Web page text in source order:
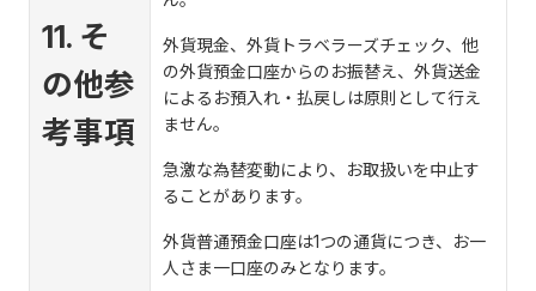
11. そ
の他参
考事項
外貨現金、外貨トラベラーズチェック、他
の外貨預金口座からのお振替え、外貨送金
によるお預入れ・払戻しは原則として行え
ません。
急激な為替変動により、お取扱いを中止す
ることがあります。
外貨普通預金口座は1つの通貨につき、お一
人さま一口座のみとなります。